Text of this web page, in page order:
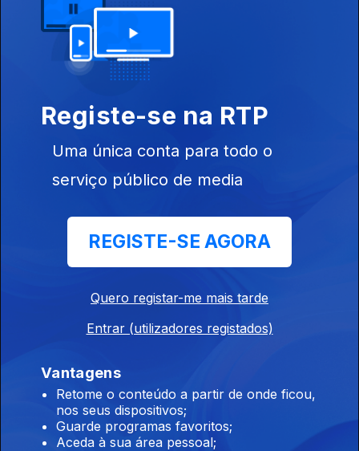
Edição I Sandra Pimenta
Edição I Sandra Pimenta
17 jul. 2026
Edição | Saes Furtado
15 jul. 2026
Registe-se na RTP
Uma única conta para todo o
serviço público de media
REGISTE-SE AGORA
Quero registar-me mais tarde
Entrar (utilizadores registados)
Vantagens
Retome o conteúdo a partir de onde ficou,
nos seus dispositivos;
Guarde programas favoritos;
Aceda à sua área pessoal;